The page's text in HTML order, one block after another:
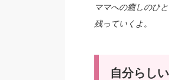
ママへの癒しのひ
残っていくよ。
自分らし